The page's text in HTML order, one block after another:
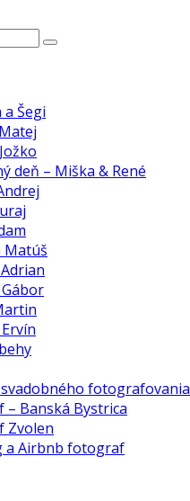
Šegi
deň – Miška & René
Matúš
fotografovania
– Banská Bystrica
Zvolen
a Airbnb fotograf